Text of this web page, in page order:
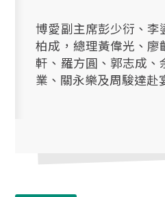
博愛副主席彭少衍、李
柏成，總理黃偉光、廖
軒、羅方圓、郭志成
業、關永樂及周駿達赴